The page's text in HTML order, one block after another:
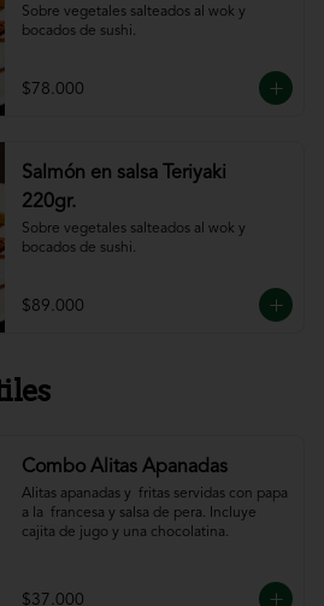
Sobre vegetales salteados al wok y
bocados de sushi.
$78.000
Salmón en salsa Teriyaki
220gr.
Sobre vegetales salteados al wok y
bocados de sushi.
$89.000
Combo Alitas Apanadas
Alitas apanadas y  fritas servidas con papa
a la  francesa y salsa de pera. Incluye
cajita de jugo y una chocolatina.
$37.000